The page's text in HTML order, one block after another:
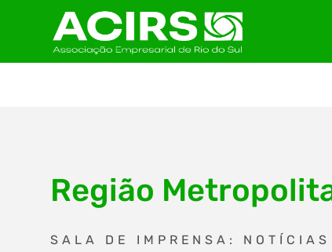
Região
SALA DE IMPRENSA: